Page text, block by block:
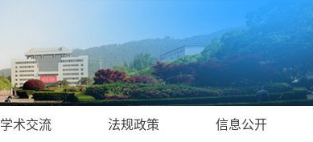
学术交流 法规政策 信息公开